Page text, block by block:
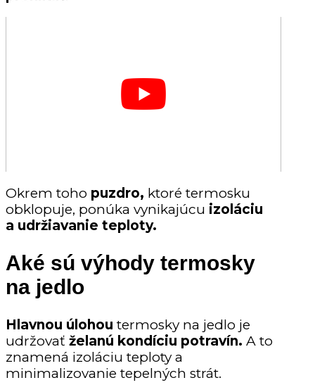
Okrem toho puzdro, ktoré termosku
obklopuje, ponúka vynikajúcu izoláciu
a udržiavanie teploty.
Aké sú výhody termosky
na jedlo
Hlavnou úlohou termosky na jedlo je
udržovať želanú kondíciu potravín. A to
znamená izoláciu teploty a
minimalizovanie tepelných strát.